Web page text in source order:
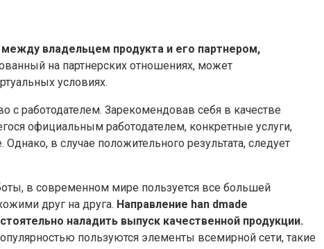
владельцем продукта и его партнером,
на партнерских отношениях, может
условиях.
с работодателем. Зарекомендовав себя в качестве
официальным работодателем, конкретные услуги,
в случае положительного результата, следует
в современном мире пользуется все большей
друг на друга. Направление han dmade
наладить выпуск качественной продукции.
пользуются элементы всемирной сети, такие